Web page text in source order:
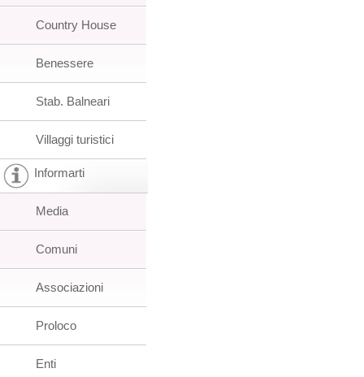
Country House
Benessere
Stab. Balneari
Villaggi turistici
Informarti
Media
Comuni
Associazioni
Proloco
Enti